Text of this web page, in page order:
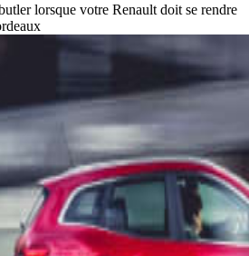
lorsque votre Renault doit se rendre